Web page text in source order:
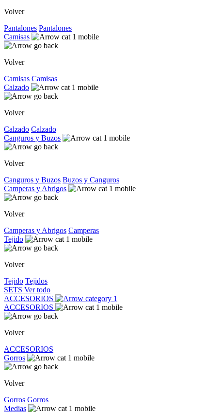
Volver
Pantalones Pantalones
Camisas
Volver
Camisas Camisas
Calzado
Volver
Calzado Calzado
Canguros y Buzos
Volver
Canguros y Buzos Buzos y Canguros
Camperas y Abrigos
Volver
Camperas y Abrigos Camperas
Tejido
Volver
Tejido Tejidos
SETS Ver todo
ACCESORIOS
ACCESORIOS
Volver
ACCESORIOS
Gorros
Volver
Gorros Gorros
Medias